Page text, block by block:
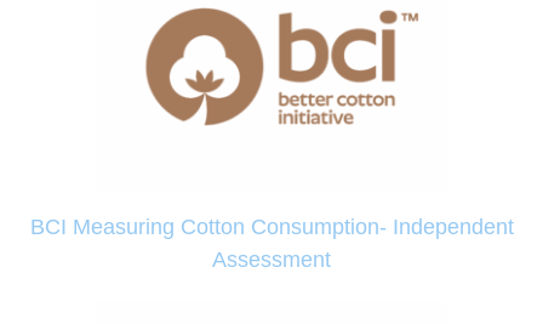
BCI Measuring Cotton Consumption- Independent
Assessment